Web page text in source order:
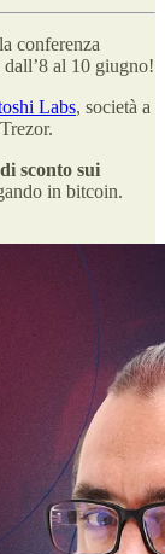
conferenza
al 10 giugno!
Labs, società a
sconto sui
in bitcoin.